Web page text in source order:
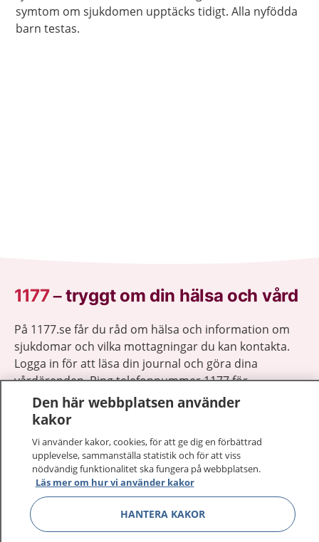
symtom om sjukdomen upptäcks tidigt. Alla nyfödda
barn testas.
1177–tryggt om din hälsa och vård
På 1177.se får du råd om hälsa och information om
sjukdomar och vilka mottagningar du kan kontakta.
Logga in för att läsa din journal och göra dina
vårdärenden. Ring telefonnummer 1177 för
sjukvårdsrådgivning dygnet runt.
1177 ger dig råd när du vill må bättre.
1177 på flera språk Visa
Den här webbplatsen använder
kakor
Vi använder kakor, cookies, för att ge dig en förbättrad
upplevelse, sammanställa statistik och för att viss
nödvändig funktionalitet ska fungera på webbplatsen.
Läs mer om hur vi använder kakor
HANTERA KAKOR